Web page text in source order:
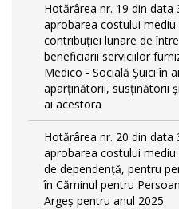
Hotărârea nr. 19 din data
aprobarea costului
contribuției lunare de
beneficiarii serviciilor
Medico - Socială Șuici în
aparținătorii, susținătorii
ai acestora
Hotărârea nr. 20 din data
aprobarea costului
de dependențǎ, pentru
în Căminul pentru
Argeș pentru anul 2025